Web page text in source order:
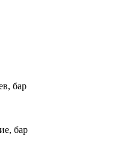
бар
бар